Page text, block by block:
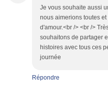
Je vous souhaite aussi
nous aimerions toutes
d'amour.<br /> <br />
souhaitons de partager
histoires avec tous ces
journée
Répondre